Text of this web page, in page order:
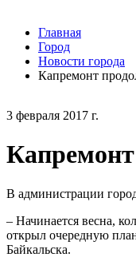
3 февраля 2017 г.
В администрации
– Начинается весна,
открыл очередную
Байкальска.
Главная
Город
Новости города
Капремонт